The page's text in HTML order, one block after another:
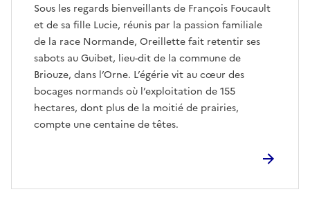
Sous les regards bienveillants de François Foucault
et de sa fille Lucie, réunis par la passion familiale
de la race Normande, Oreillette fait retentir ses
sabots au Guibet, lieu-dit de la commune de
Briouze, dans l’Orne. L’égérie vit au cœur des
bocages normands où l’exploitation de 155
hectares, dont plus de la moitié de prairies,
compte une centaine de têtes.